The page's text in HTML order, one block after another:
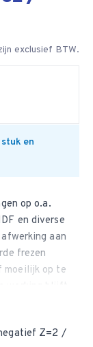
exclusief BTW.
en
op o.a.
en diverse
aan
frezen
moeilijk op te
voor het
Z=2 /